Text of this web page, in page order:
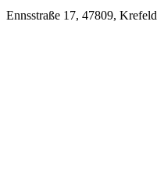
Ennsstraße 17, 47809, Krefeld